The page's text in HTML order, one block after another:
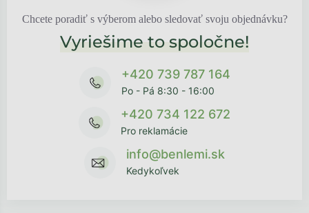
Chcete poradiť s výberom alebo sledovať svoju objednávku?
Vyriešime to spoločne!
+420 739 787 164
Po - Pá 8:30 - 16:00
+420 734 122 672
Pro reklamácie
info@benlemi.sk
Kedykoľvek